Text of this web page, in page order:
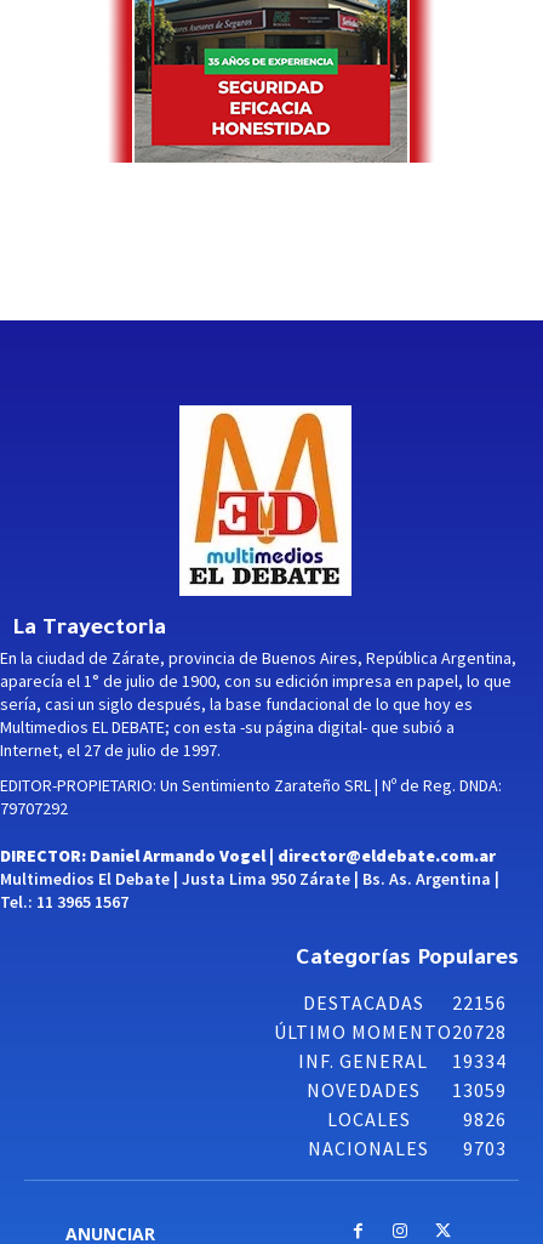
La Trayectoria
En la ciudad de Zárate, provincia de Buenos Aires, República Argentina,
aparecía el 1° de julio de 1900, con su edición impresa en papel, lo que
sería, casi un siglo después, la base fundacional de lo que hoy es
Multimedios EL DEBATE; con esta -su página digital- que subió a
Internet, el 27 de julio de 1997.
EDITOR-PROPIETARIO: Un Sentimiento Zarateño SRL | Nº de Reg. DNDA:
79707292
DIRECTOR: Daniel Armando Vogel | director@eldebate.com.ar
Multimedios El Debate | Justa Lima 950 Zárate | Bs. As. Argentina |
Tel.: 11 3965 1567
Categorías Populares
DESTACADAS
22156
ÚLTIMO MOMENTO20728
INF. GENERAL
19334
NOVEDADES
13059
LOCALES
9826
NACIONALES
9703
ANUNCIAR